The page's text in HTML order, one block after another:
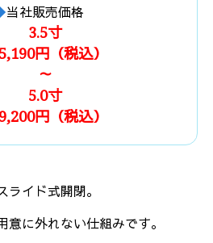
当社販売価格
3.5寸
円（税込）
～
5.0寸
円（税込）
ライド式開閉。
意に外れない仕組みです。